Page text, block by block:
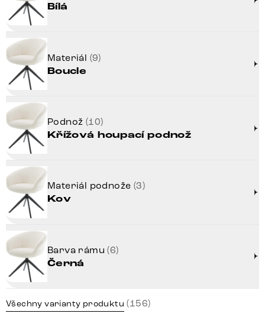
Bílá
Materiál (9)
Boucle
Podnož (10)
Křížová houpací podnož
Materiál podnože (3)
Kov
Barva rámu(6)
Černá
Všechny varianty produktu (156)